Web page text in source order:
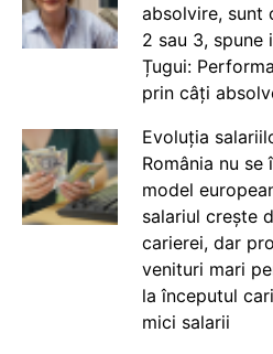
absolvire, sunt
2 sau 3, spune
Țugui:
prin câți
Evoluția
România nu se
model
salariul crește
carierei, dar
venituri mari
la începutul
mici salarii